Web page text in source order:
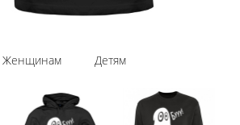
Женщинам Детям